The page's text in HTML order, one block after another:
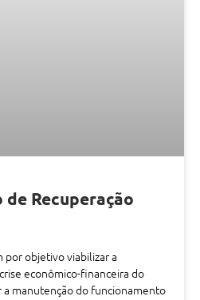
Recuperação
por objetivo viabilizar a
econômico-financeira do
manutenção do funcionamento